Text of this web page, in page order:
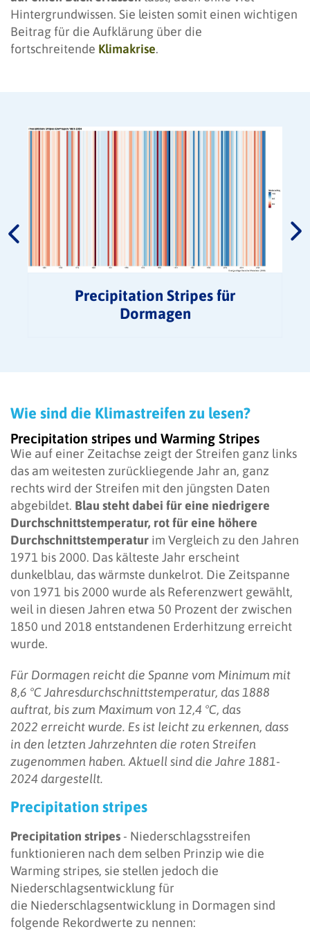
Hintergrundwissen. Sie leisten somit einen wichtigen
Beitrag für die Aufklärung über die
fortschreitende Klimakrise.
Precipitation Stripes für
Dormagen
Wie sind die Klimastreifen zu lesen?
Precipitation stripes und Warming Stripes
Wie auf einer Zeitachse zeigt der Streifen ganz links
das am weitesten zurückliegende Jahr an, ganz
rechts wird der Streifen mit den jüngsten Daten
abgebildet. Blau steht dabei für eine niedrigere
Durchschnittstemperatur, rot für eine höhere
Durchschnittstemperatur im Vergleich zu den Jahren
1971 bis 2000. Das kälteste Jahr erscheint
dunkelblau, das wärmste dunkelrot. Die Zeitspanne
von 1971 bis 2000 wurde als Referenzwert gewählt,
weil in diesen Jahren etwa 50 Prozent der zwischen
1850 und 2018 entstandenen Erderhitzung erreicht
wurde.
Für Dormagen reicht die Spanne vom Minimum mit
8,6 °C Jahresdurchschnittstemperatur, das 1888
auftrat, bis zum Maximum von 12,4 °C, das
2022 erreicht wurde. Es ist leicht zu erkennen, dass
in den letzten Jahrzehnten die roten Streifen
zugenommen haben. Aktuell sind die Jahre 1881-
2024 dargestellt.
Precipitation stripes
Precipitation stripes - Niederschlagsstreifen
funktionieren nach dem selben Prinzip wie die
Warming stripes, sie stellen jedoch die
Niederschlagsentwicklung für
die Niederschlagsentwicklung in Dormagen sind
folgende Rekordwerte zu nennen: